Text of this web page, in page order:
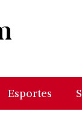
Esportes